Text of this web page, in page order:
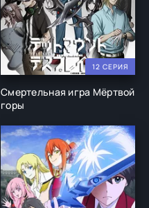
12 СЕРИЯ
Смертельная игра Мёртвой
горы